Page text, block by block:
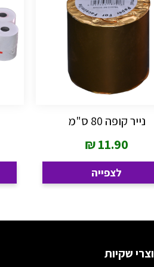
נייר קופה 80 ס"מ
11.90
₪
לצפייה
שקיות